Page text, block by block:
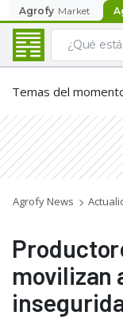
Agrofy Market
Temas del
Agrofy News
movilizan